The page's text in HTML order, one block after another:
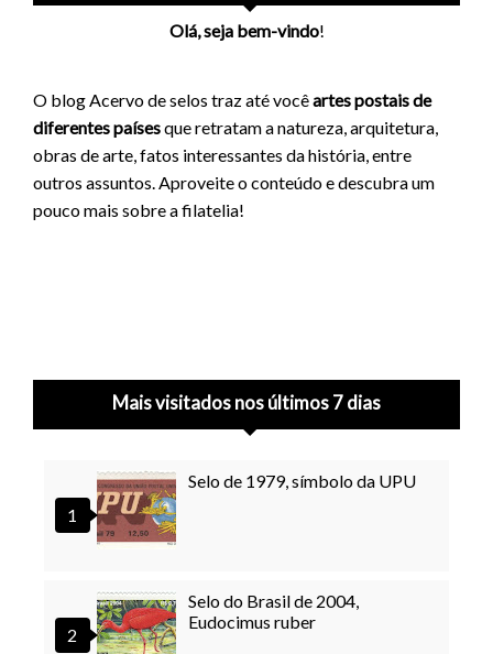
Olá, seja bem-vindo!
O blog Acervo de selos traz até vocêartes postais de
diferentes paísesque retratam a natureza, arquitetura,
obras de arte, fatos interessantes da história, entre
outros assuntos. Aproveite o conteúdo e descubra um
pouco mais sobre a filatelia!
Mais visitados nos últimos 7 dias
Selo de 1979, símbolo da UPU
Selo do Brasil de 2004,
Eudocimus ruber